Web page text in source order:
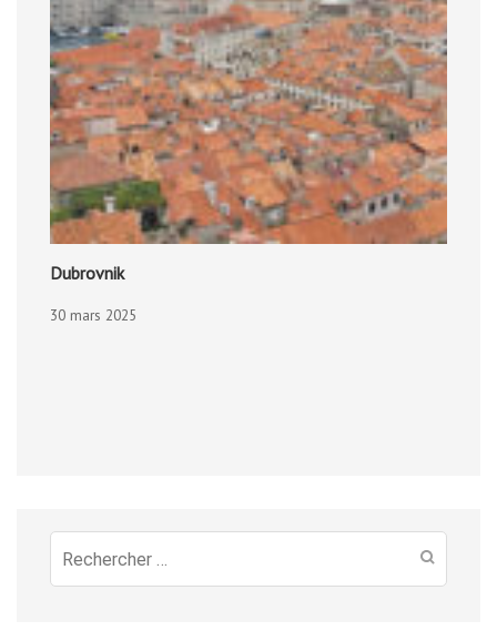
Dubrovnik
30 mars 2025
Recherche
pour